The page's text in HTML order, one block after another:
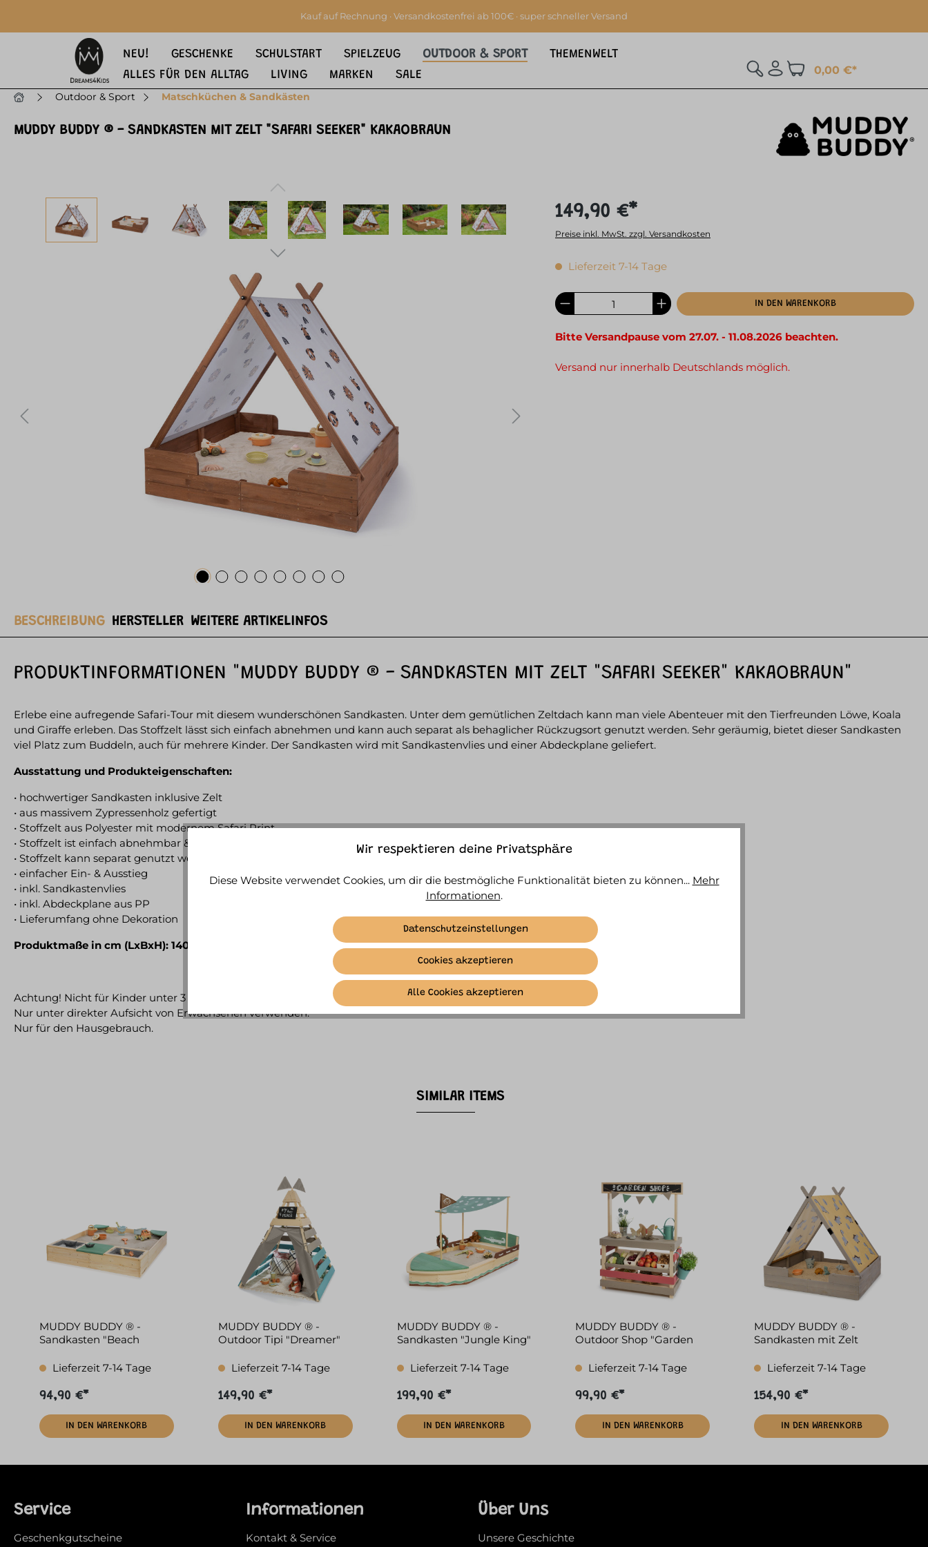
Kauf auf Rechnung · Versandkostenfrei ab 100€ · super schneller Versand
NEU! GESCHENKE SCHULSTART SPIELZEUG OUTDOOR & SPORT
THEMENWELT
ALLES FÜR DEN ALLTAG
LIVING MARKEN SALE 0,00 €*
Outdoor & Sport Matschküchen & Sandkästen
MUDDY BUDDY ® - SANDKASTEN MIT ZELT "SAFARI SEEKER" KAKAOBRAUN
Bildergalerie überspringen 149,90 €*
Preise inkl. MwSt. zzgl. Versandkosten
Lieferzeit 7-14 Tage
IN DEN WARENKORB
Bitte Versandpause vom 27.07. - 11.08.2026 beachten.
Versand nur innerhalb Deutschlands möglich.
BESCHREIBUNG HERSTELLER WEITERE ARTIKELINFOS
PRODUKTINFORMATIONEN "MUDDY BUDDY ® - SANDKASTEN MIT ZELT "SAFARI SEEKER" KAKAOBRAUN"
Erlebe eine aufregende Safari-Tour mit diesem wunderschönen Sandkasten. Unter dem gemütlichen Zeltdach kann man viele Abenteuer mit den Tierfreunden Löwe, Koala
und Giraffe erleben. Das Stoffzelt lässt sich einfach abnehmen und kann auch separat als behaglicher Rückzugsort genutzt werden. Sehr geräumig, bietet dieser Sandkasten
viel Platz zum Buddeln, auch für mehrere Kinder. Der Sandkasten wird mit Sandkastenvlies und einer Abdeckplane geliefert.
Ausstattung und Produkteigenschaften:
• hochwertiger Sandkasten inklusive Zelt
• aus massivem Zypressenholz gefertigt
• Stoffzelt aus Polyester mit modernem Safari Print
• Stoffzelt ist einfach abnehmbar & zusammenklappbar
• Stoffzelt kann separat genutzt werden
• einfacher Ein- & Ausstieg
• inkl. Sandkastenvlies
• inkl. Abdeckplane aus PP
• Lieferumfang ohne Dekoration
Produktmaße in cm (LxBxH): 140x120x140
Achtung! Nicht für Kinder unter 3 Jahren geeignet.
Nur unter direkter Aufsicht von Erwachsenen verwenden.
Nur für den Hausgebrauch.
SIMILAR ITEMS
MUDDY BUDDY ® -
Sandkasten "Beach
Lieferzeit 7-14 Tage
94,90 €*
IN DEN WARENKORB
MUDDY BUDDY ® -
Outdoor Tipi "Dreamer"
Lieferzeit 7-14 Tage
149,90 €*
IN DEN WARENKORB
MUDDY BUDDY ® -
Sandkasten "Jungle King"
Lieferzeit 7-14 Tage
199,90 €*
IN DEN WARENKORB
MUDDY BUDDY ® -
Outdoor Shop "Garden
Lieferzeit 7-14 Tage
99,90 €*
IN DEN WARENKORB
MUDDY BUDDY ® -
Sandkasten mit Zelt
Lieferzeit 7-14 Tage
154,90 €*
IN DEN WARENKORB
Service
Geschenkgutscheine
Informationen
Kontakt & Service
Über Uns
Unsere Geschichte
Wir respektieren deine Privatsphäre
Diese Website verwendet Cookies, um dir die bestmögliche Funktionalität bieten zu können... Mehr
Informationen.
Datenschutzeinstellungen
Cookies akzeptieren
Alle Cookies akzeptieren